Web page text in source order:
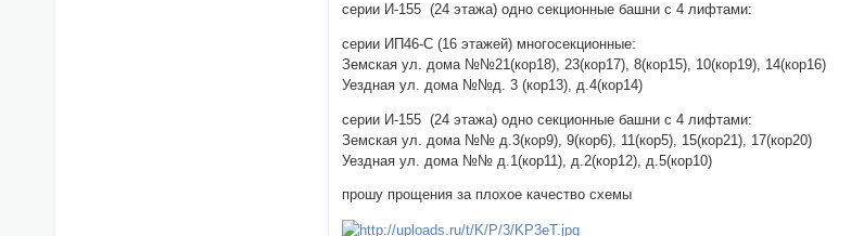
серии И-155 (24 этажа) одно секционные башни с 4 лифтами:
серии ИП46-С (16 этажей) многосекционные:
Земская ул. дома №№21(кор18), 23(кор17), 8(кор15), 10(кор19), 14(кор16)
Уездная ул. дома №№д. 3 (кор13), д.4(кор14)
серии И-155 (24 этажа) одно секционные башни с 4 лифтами:
Земская ул. дома №№ д.3(кор9), 9(кор6), 11(кор5), 15(кор21), 17(кор20)
Уездная ул. дома №№ д.1(кор11), д.2(кор12), д.5(кор10)
прошу прощения за плохое качество схемы